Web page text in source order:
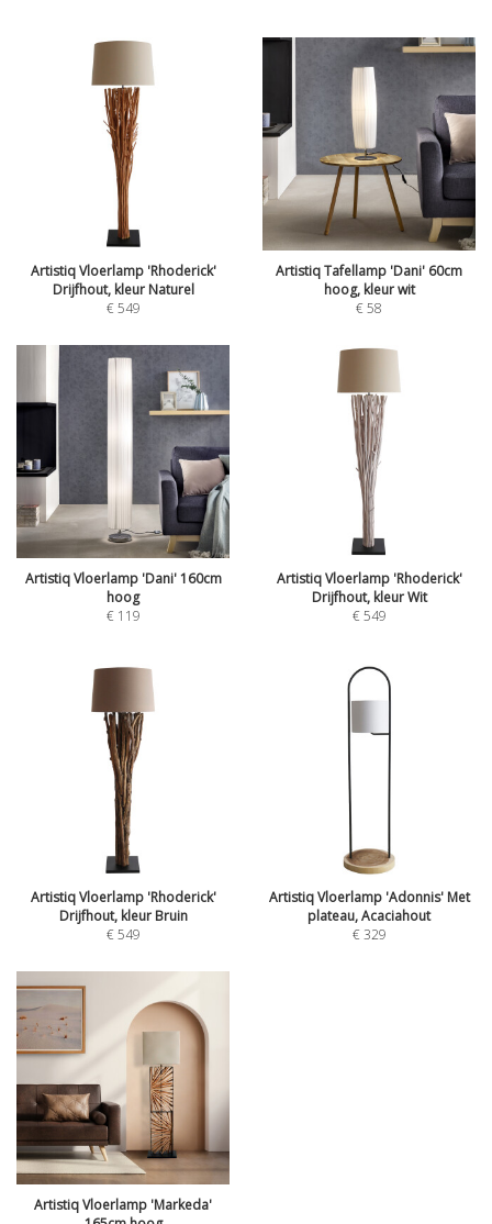
Artistiq Vloerlamp 'Rhoderick'
Drijfhout, kleur Naturel
€549
Artistiq Tafellamp 'Dani' 60cm
hoog, kleur wit
€58
Artistiq Vloerlamp 'Dani' 160cm
hoog
€ 119
Artistiq Vloerlamp 'Rhoderick'
Drijfhout, kleur Wit
€549
Artistiq Vloerlamp 'Rhoderick'
Drijfhout, kleur Bruin
€549
Artistiq Vloerlamp 'Adonnis' Met
plateau, Acaciahout
€329
Artistiq Vloerlamp 'Markeda'